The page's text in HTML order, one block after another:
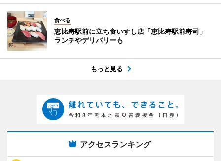
食べる
恵比寿駅前に立ち食いすし店「恵比寿駅前寿司」
ランチやデリバリーも
もっと見る
アクセスランキング